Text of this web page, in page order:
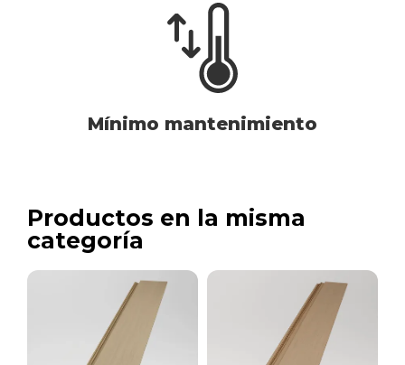
Mínimo mantenimiento
Productos en la misma
categoría